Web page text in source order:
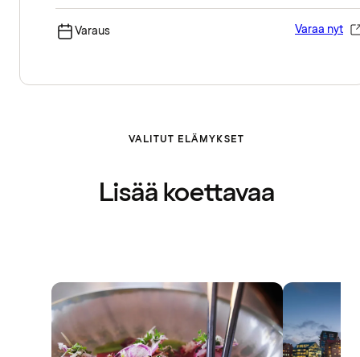
Varaus Varaa nyt
VALITUT ELÄMYKSET
Lisää koettavaa